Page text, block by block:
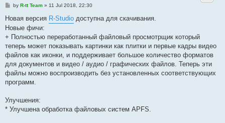
by R-tt Team» 11 Jul 2018, 22:30
Новая версия R-Studio доступна для скачивания.
Новые фичи:
+ Полностью переработанный файловый просмотрщик который
теперь может показывать картинки как плитки и первые кадры видео
файлов как иконки, и поддерживает большое количество форматов
для документов и видео / аудио / графических файлов. Теперь эти
файлы можно воспроизводить без установленных соответствующих
программ.
Улучшения:
* Улучшена обработка файловых систем APFS.